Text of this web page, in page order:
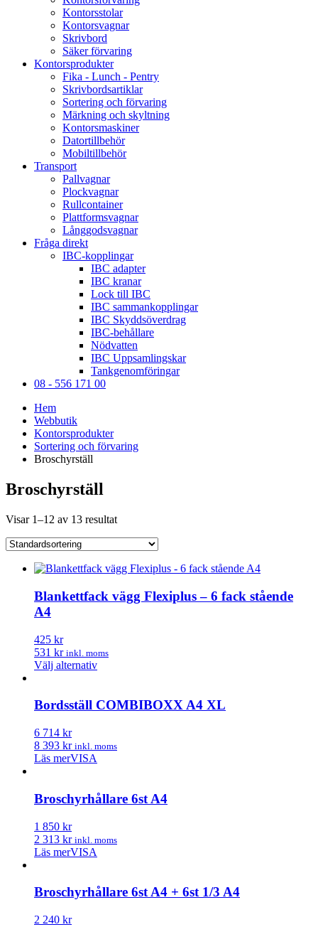
Kontorsstolar
Kontorsvagnar
Skrivbord
Säker förvaring
Kontorsprodukter
Fika - Lunch - Pentry
Skrivbordsartiklar
Sortering och förvaring
Märkning och skyltning
Kontorsmaskiner
Datortillbehör
Mobiltillbehör
Transport
Pallvagnar
Plockvagnar
Rullcontainer
Plattformsvagnar
Långgodsvagnar
Fråga direkt
IBC-kopplingar
IBC adapter
IBC kranar
Lock till IBC
IBC sammankopplingar
IBC Skyddsöverdrag
IBC-behållare
Nödvatten
IBC Uppsamlingskar
Tankgenomföringar
08 - 556 171 00
Hem
Webbutik
Kontorsprodukter
Sortering och förvaring
Broschyrställ
Broschyrställ
Visar 1–12 av 13 resultat
Blankettfack vägg Flexiplus – 6 fack stående
A4
425 kr
531 kr inkl. moms
Välj alternativDen
har
olika
alternativen
väljas
på
Bordsställ COMBIBOXX A4 XL
6 714 kr
8 393 kr inkl. moms
Läs merVISA
Broschyrhållare 6st A4
1 850 kr
2 313 kr inkl. moms
Läs merVISA
Broschyrhållare 6st A4 + 6st 1/3 A4
2 240 kr